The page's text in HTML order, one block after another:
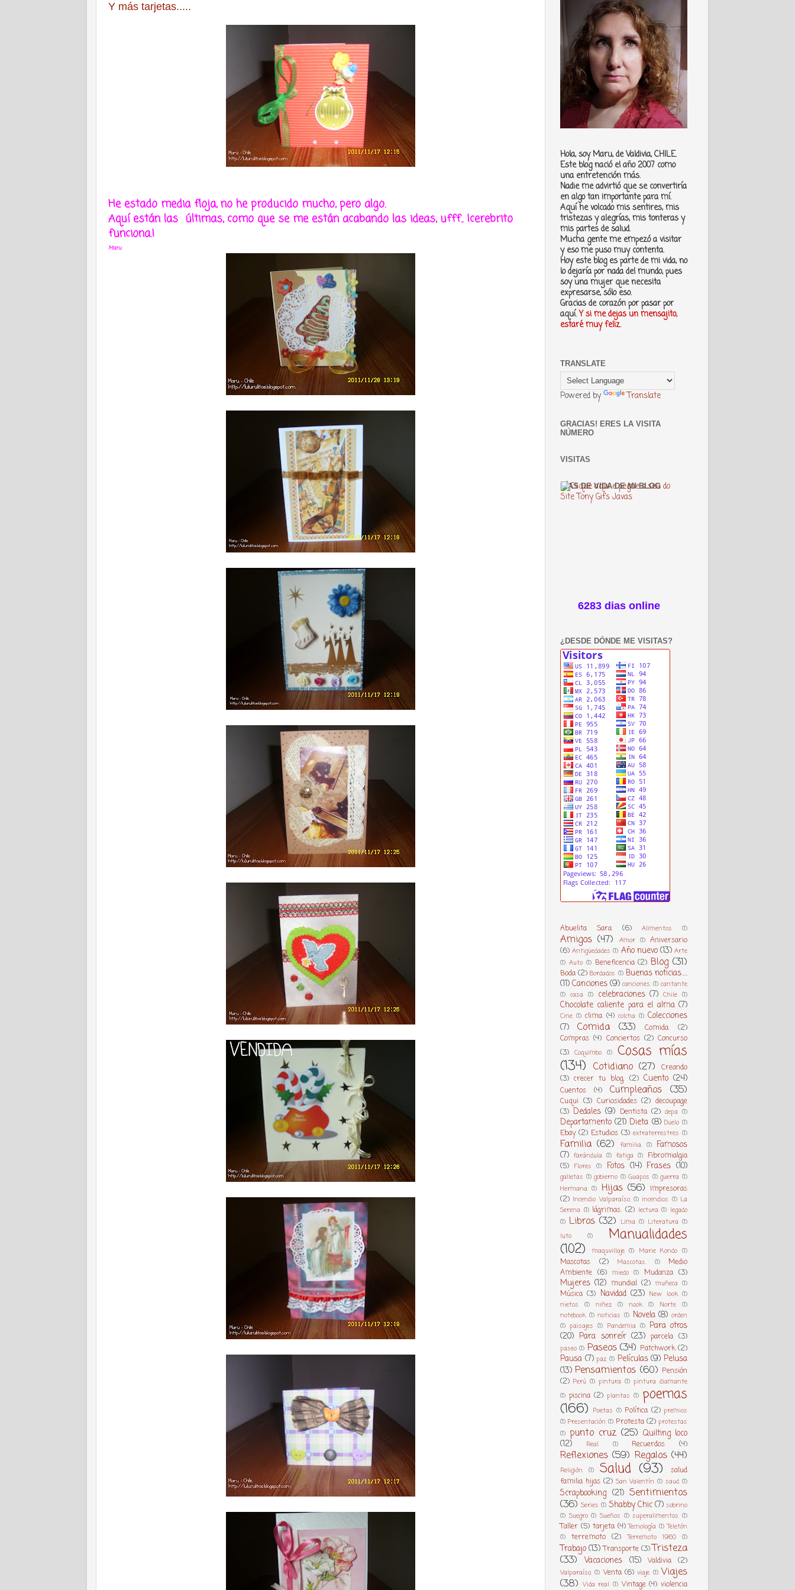
Y más tarjetas.....
He estado media floja, no he producido mucho, pero algo.
Aquí están las últimas, como que se me están acabando las ideas, ufff.. ¡cerebrito
funciona.!
Maru
Hola, soy Maru, de Valdivia, CHILE.
Este blog nació el año 2007 como
una entretención más.
Nadie me advirtió que se convertiría
en algo tan importante para mí.
Aquí he volcado mis sentires, mis
tristezas y alegrías, mis tonteras y
mis partes de salud.
Mucha gente me empezó a visitar
y eso me puso muy contenta.
Hoy este blog es parte de mi vida, no
lo dejaría por nada del mundo, pues
soy una mujer que necesita
expresarse, sólo eso.
Gracias de corazón por pasar por
aquí.Y si me dejas un mensajito,
estaré muy feliz.
TRANSLATE
Powered by Translate
GRACIAS! ERES LA VISITA
NÚMERO
VISITAS
DÍAS DE VIDA DE MI BLOG
6283 dias online
¿DESDE DÓNDE ME VISITAS?
Abuelita Sara (6) Alimentos (1)
Amigos (47) Amor (1) Aniversario
(6) Antigüedades (1) Año nuevo (13) Arte
(1) Auto (1) Beneficencia (2) Blog (31)
Boda (2) Bordados (1) Buenas noticias.....
(11)Canciones(9) canciones. (1) cantante
(1) casa (1) celebraciones (7) Chile (1)
Chocolate caliente para el alma (7)
Cine (1) clima (4) colcha (1) Colecciones
(7)
Comida (33) Comida.
(2)
Compras (4) Conciertos (2) Concurso
(3) Coquimbo (1) Cosas mías
(134) Cotidiano (27)
Creando
(3) crecer tu blog. (2) Cuento (24)
Cuentos (4) Cumpleaños (35)
Cuqui (3) Curiosidades (2) decoupage
(3) Dedales (9) Dentista (2) depa (1)
Departamento (21) Dieta (8) Duelo (1)
Ebay (2) Estudios (3) extraterrestres (1)
Familia (62) familia. (1) Famosos
(7) farándula (1) fatiga (1) Fibromialgia
(5) Flores (1) Fotos (14) Frases (10)
galletas (1) gobierno (1) Guapos (1) guerra (1)
Hermana (1) Hijas (56) Impresoras
(2) Incendio Valparaíso. (1) incendios (1) La
Serena (1) lágrimas. (2) lectura (1) legado
(1) Libros (32) Lima (1) Literatura (1)
luto
(1) Manualidades
(102) maquvillaje (1) Marie Kondo (1)
Mascotas (2) Mascotas. (1)
Medio
Ambiente (6) miedo (1) Mudanza (3)
Mujeres (12) mundial (2) muñeca (1)
Música (3) Navidad (23) New look (1)
nietos
(1) niñez (1) nook (1) Norte
(1)
notebook (1) noticias (1) Novela (8) orden
(1) paisajes (1) Pandemia (1) Para otros
(20) Para sonreír (23) parcela (3)
paseo (1) Paseos (34) Patchwork (2)
Pausa (7) paz (1) Películas (9) Pelusa
(13) Pensamientos (60) Pensión
(2) Perú (1) pintura (1) pintura diamante
(1) piscina (2) plantas (1) poemas
(166) Poetas (1) Política (2) premios
(1) Presentación (1) Protesta (2) protestas
(1) punto cruz (25) Quilting loco
(12)
Real (1) Recuerdos (4)
Reflexiones (59) Regalos (44)
Religión (1) Salud (93)
salud
familia hijas (2) San Valentín (1) saud (1)
Scrapbooking (21) Sentimientos
(36) Series (1) Shabby Chic (7) sobrino
(1) Suegro (1) Sueños (1) superalimentos (1)
Taller (5) tarjeta (4) Tecnología (1) Teletón
(1)
terremoto (2) Terremoto 1960 (1)
Trabajo (13) Transporte (3) Tristeza
(33)
Vacaciones (15) Valdivia (2)
Valparaíso. (1) Venta (6) viaje (1) Viajes
(38) Vida real (1) Vintage (4) violencia